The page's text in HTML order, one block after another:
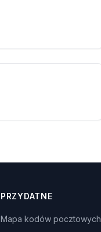
PRZYDATNE
Mapa kodów pocztowych